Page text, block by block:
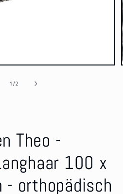
1 /von
2
Theo -
100 x
orthopädisch